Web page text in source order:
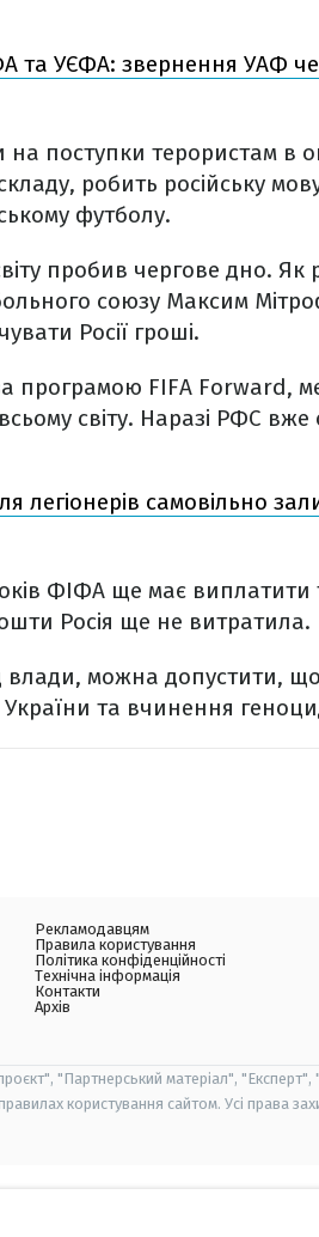
та УЄФА: звернення УАФ
поступки терористам в
робить російську
футболу.
пробив чергове дно. Як
союзу Максим
Росії гроші.
програмою FIFA Forward,
світу. Наразі РФС
легіонерів самовільно
ФІФА ще має виплатити
Росія ще не витратила.
влади, можна допустити,
та вчинення
Рекламодавцям
Правила користування
Політика конфіденційності
Технічна інформація
Контакти
Архів
"Партнерський матеріал",
користування сайтом. Усі права